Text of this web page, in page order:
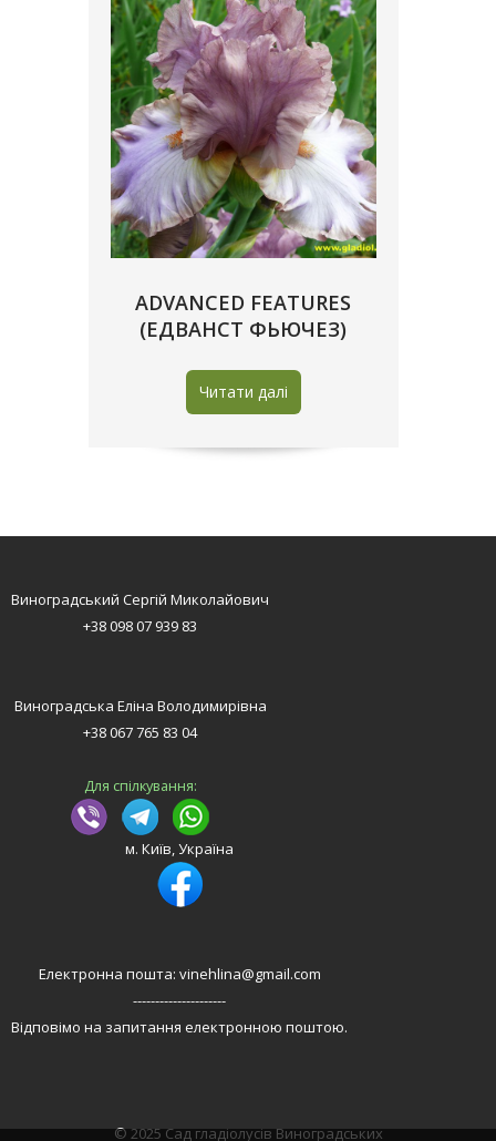
ADVANCED FEATURES
(ЕДВАНСТ ФЬЮЧЕЗ)
Читати далі
Виноградський Сергій Миколайович
+38 098 07 939 83
Виноградська Еліна Володимирівна
+38 067 765 83 04
Для спілкування:
м. Київ, Україна
Електронна пошта: vinehlina@gmail.com
---------------------
Відповімо на запитання електронною поштою.
© 2025 Сад гладіолусів Виноградських